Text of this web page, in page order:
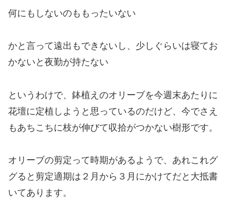
何にもしないのももったいない
かと言って遠出もできないし、少しぐらいは寝てお
かないと夜勤が持たない
というわけで、鉢植えのオリーブを今週末あたりに
花壇に定植しようと思っているのだけど、今でさえ
もあちこちに枝が伸びて収拾がつかない樹形です。
オリーブの剪定って時期があるようで、あれこれグ
グると剪定適期は２月から３月にかけてだと大抵書
いてあります。